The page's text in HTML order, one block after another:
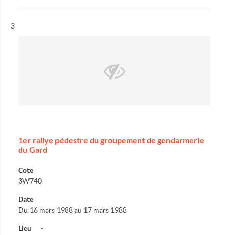
Résultat n°
3
1er rallye pédestre du groupement de gendarmerie
du Gard
Cote
3W740
Date
Du 16 mars 1988 au 17 mars 1988
Lieu -